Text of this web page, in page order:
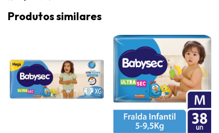
Produtos similares